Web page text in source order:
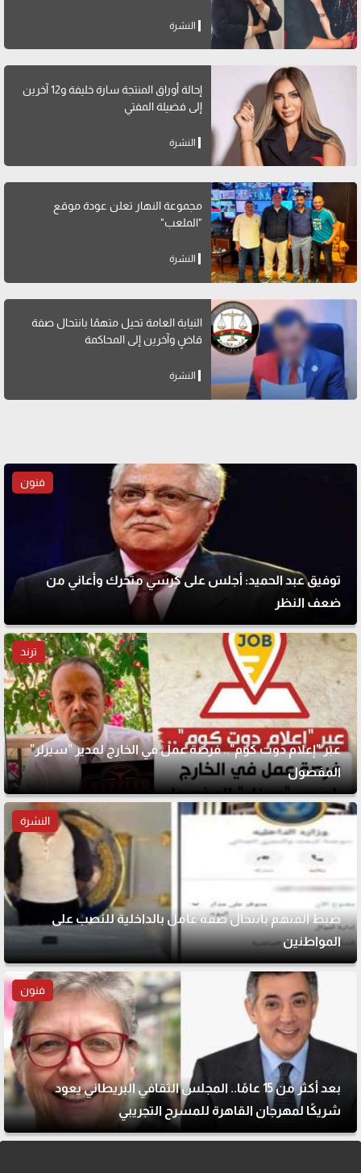
النشرة
إحالة أوراق المنتجة سارة خليفة و12 آخرين
إلى فضيلة المفتي
النشرة
مجموعة النهار تعلن عودة موقع
"الملعب"
النشرة
النيابة العامة تحيل متهمًا بانتحال صفة
قاضٍ وآخرين إلى المحاكمة
النشرة
فنون
توفيق عبد الحميد: أجلس على كرسي متحرك وأعاني من
ضعف النظر
ترند
عبر "إعلام دوت كوم".. فرصة عمل في الخارج لمدير "سيزلر"
المفصول
النشرة
ضبط المتهم بانتحال صفة عامل بالداخلية للنصب على
المواطنين
فنون
بعد أكثر من 15 عامًا.. المجلس الثقافي البريطاني يعود
شريكًا لمهرجان القاهرة للمسرح التجريبي